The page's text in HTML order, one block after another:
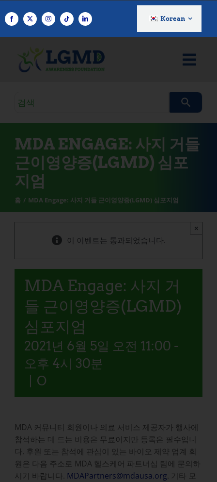
텐
Korean
검
쿼
리
MDA ENGAGE: 사지 거들
근이영양증(LGMD) 심포
지엄
홈 MDA Engage: 사지 거들 근이영양증(LGMD) 심포지엄
이 이벤트는 통과되었습니다.
×
MDA Engage: 사지 거
들 근이영양증(LGMD)
심포지엄
2021년 6월 5일 오전 11:00 -
오후 4시 30분
O
MDA 커뮤니티 회원이나 의료 서비스 제공자가 행사에
참석하는 데 드는 비용은 무료이지만 등록은 필수입니
다. 후원 또는 참석에 관심이 있는 바이오 제약 업계 회
원은 다음 주소로 MDA 헬스케어 파트너십 팀에 문의하
시기 바랍니다. MDAPartners@mdausa.org. 기타 모